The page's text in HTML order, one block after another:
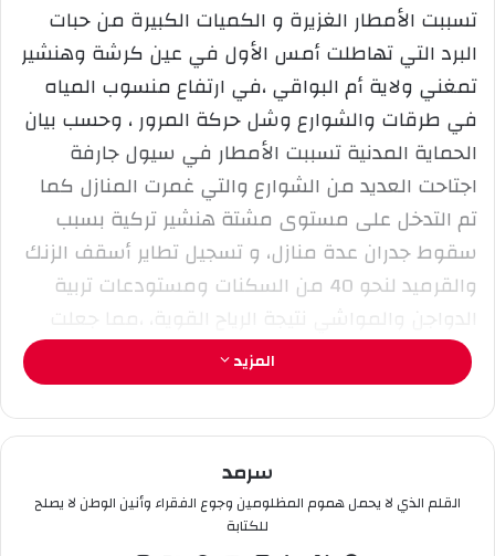
ى ي
د
إ
ل
ك
ت
ر
و
ي
تسببت الأمطار الغزيرة و الكميات الكبيرة من حبات
البرد التي تهاطلت أمس الأول في عين كرشة وهنشير
تمغني ولاية أم البواقي ،في ارتفاع منسوب المياه
في طرقات والشوارع وشل حركة المرور ، وحسب بيان
الحماية المدنية تسببت الأمطار في سيول جارفة
اجتاحت العديد من الشوارع والتي غمرت المنازل كما
تم التدخل على مستوى مشتة هنشير تركية بسبب
سقوط جدران عدة منازل، و تسجيل تطاير أسقف الزنك
والقرميد لنحو 40 من السكنات ومستودعات تربية
الدواجن والمواشي نتيجة الرياح القوية، ،مما جعلت
ازايد من 60 عائلة قضت ليلتها في العراء إلى جانب
إصابة بعض الموطنين بجروح طفيفة ،وتسجيل سقوط
عمود كهربائي.
و كشف المكلف بالإعلام على مستوى مديرية
الحماية المدنية لولاية آم البواقي، أن التقلبات الجوية
ببلديتي عين كرشة و هنشير تومغني أدت إلى شل
المزيد
سرمد
القلم الذي لا يحمل هموم المظلومين وجوع الفقراء وأنين الوطن لا يصلح
للكتابة